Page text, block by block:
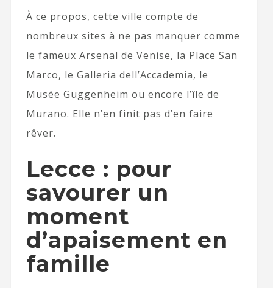
À ce propos, cette ville compte de
nombreux sites à ne pas manquer comme
le fameux Arsenal de Venise, la Place San
Marco, le Galleria dell’Accademia, le
Musée Guggenheim ou encore l’île de
Murano. Elle n’en finit pas d’en faire
rêver.
Lecce : pour
savourer un
moment
d’apaisement en
famille